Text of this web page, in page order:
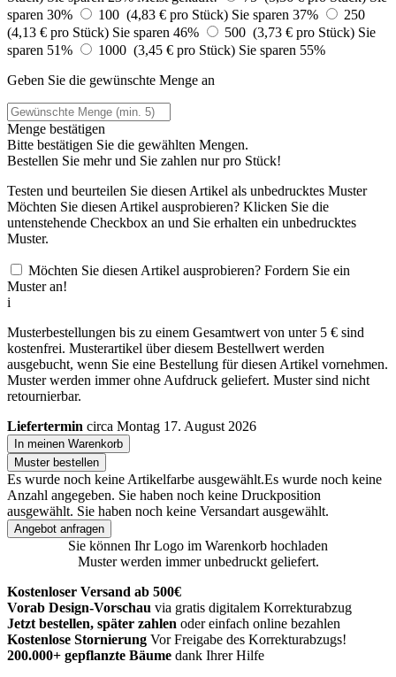
sparen 30%
100 (4,83 € pro Stück) Sie sparen 37%
250
(4,13 € pro Stück) Sie sparen 46% 500 (3,73 € pro Stück) Sie
sparen 51%
1000 (3,45 € pro Stück) Sie sparen 55%
Geben Sie die gewünschte Menge an
Menge bestätigen
Bitte bestätigen Sie die gewählten Mengen.
Bestellen Sie mehr und Sie zahlen nurpro Stück!
Testen und beurteilen Sie diesen Artikel als unbedrucktes Muster
Möchten Sie diesen Artikel ausprobieren? Klicken Sie die
untenstehende Checkbox an und Sie erhalten ein unbedrucktes
Muster.
Möchten Sie diesen Artikel ausprobieren? Fordern Sie ein
Muster an!
i
Musterbestellungen bis zu einem Gesamtwert von unter 5 € sind
kostenfrei. Musterartikel über diesem Bestellwert werden
ausgebucht, wenn Sie eine Bestellung für diesen Artikel vornehmen.
Muster werden immer ohne Aufdruck geliefert. Muster sind nicht
retournierbar.
Liefertermin circa Montag 17. August 2026
In meinen Warenkorb
Muster bestellen
Es wurde noch keine Artikelfarbe ausgewählt.Es wurde noch keine
Anzahl angegeben. Sie haben noch keine Druckposition
ausgewählt. Sie haben noch keine Versandart ausgewählt.
Angebot anfragen
Sie können Ihr Logo im Warenkorb hochladen
Muster werden immer unbedruckt geliefert.
Kostenloser Versand ab 500€
Vorab Design-Vorschau via gratis digitalem Korrekturabzug
Jetzt bestellen, später zahlen oder einfach online bezahlen
Kostenlose Stornierung Vor Freigabe des Korrekturabzugs!
200.000+ gepflanzte Bäume dank Ihrer Hilfe